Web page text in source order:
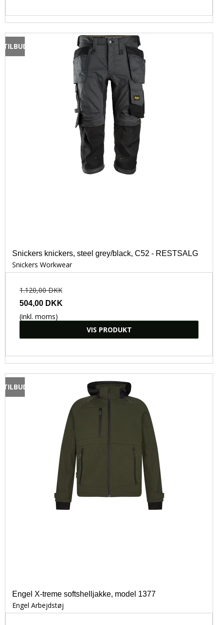
TILBUD
Snickers knickers, steel grey/black, C52 - RESTSALG
Snickers Workwear
1.120,00 DKK
504,00 DKK
(inkl. moms)
VIS PRODUKT
TILBUD
Engel X-treme softshelljakke, model 1377
Engel Arbejdstøj